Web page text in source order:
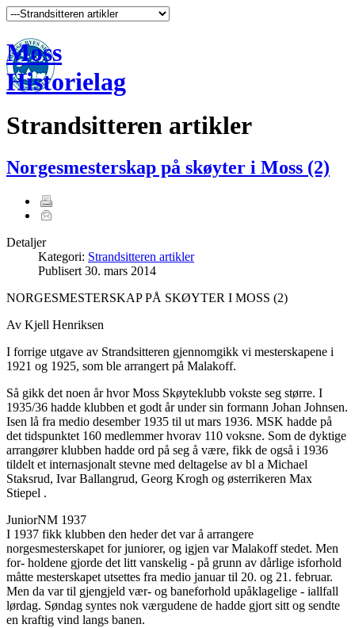
Moss
Historielag
Strandsitteren artikler
Norgesmesterskap på skøyter i Moss (2)
Detaljer
Kategori: Strandsitteren artikler
Publisert 30. mars 2014
NORGESMESTERSKAP PÅ SKØYTER I MOSS (2)
Av Kjell Henriksen
I forrige utgave av Strandsitteren gjennomgikk vi mesterskapene i
1921 og 1925, som ble arrangert på Malakoff.
Så gikk det noen år hvor Moss Skøyteklubb vokste seg større. I
1935/36 hadde klubben et godt år under sin formann Johan Johnsen.
Isen lå fra medio desember 1935 til ut mars 1936. MSK hadde på
det tidspunktet 160 medlemmer hvorav 110 voksne. Som de dyktige
arrangører klubben hadde ord på seg å være, fikk de også i 1936
tildelt et internasjonalt stevne med deltagelse av bl a Michael
Staksrud, Ivar Ballangrud, Georg Krogh og østerrikeren Max
Stiepel .
JuniorNM 1937
I 1937 fikk klubben den heder det var å arrangere
norgesmesterskapet for juniorer, og igjen var Malakoff stedet. Men
for- holdene gjorde det litt vanskelig - på grunn av dårlige isforhold
måtte mesterskapet utsettes fra medio januar til 20. og 21. februar.
Men da var til gjengjeld vær- og baneforhold upåklagelige - iallfall
lørdag. Søndag syntes nok værgudene de hadde gjort sitt og sendte
en kraftig vind langs banen.